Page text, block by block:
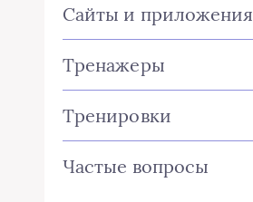
Сайты и приложения
Тренажеры
Тренировки
Частые вопросы